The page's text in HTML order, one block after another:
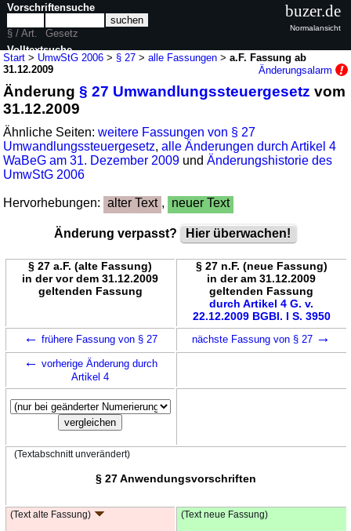
Start > UmwStG 2006 > § 27 >alle Fassungen >a.F. Fassung ab
31.12.2009
Änderungsalarm
Änderung§ 27 Umwandlungssteuergesetz vom
31.12.2009
Ähnliche Seiten:weitere Fassungen von § 27
Umwandlungssteuergesetz,alle Änderungen durch Artikel 4
WaBeG am 31. Dezember 2009 undÄnderungshistorie des
UmwStG 2006
Hervorhebungen: alter Text , neuer Text
Änderung verpasst? Hier überwachen!
§ 27 a.F. (alte Fassung)
in der vor dem 31.12.2009
geltenden Fassung
§ 27 n.F. (neue Fassung)
in der am 31.12.2009
geltenden Fassung
durch Artikel 4 G. v.
22.12.2009 BGBl. I S. 3950
← frühere Fassung von § 27 nächste Fassung von § 27 →
← vorherige Änderung durch
Artikel 4
(Textabschnitt unverändert)
§ 27 Anwendungsvorschriften
(Text alte Fassung) (Text neue Fassung)
Vorschriftensuche
§ / Art.
Gesetz
Volltextsuche
buzer.de
Normalansicht